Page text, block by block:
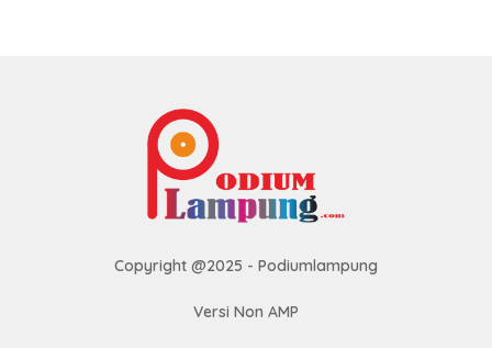
Copyright @2025 - Podiumlampung
Versi Non AMP